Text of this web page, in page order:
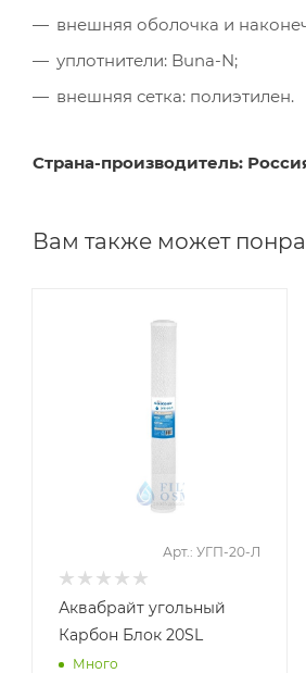
внешняя оболочка и
уплотнители: Buna-N;
внешняя сетка: полиэтилен.
Страна-производитель:
Вам также может
Арт.: УГП-20-Л
Аквабрайт угольный
Карбон Блок 20SL
Много